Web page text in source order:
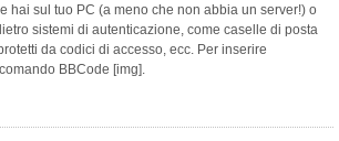
hai sul tuo PC (a meno che non abbia un server!) o
sistemi di autenticazione, come caselle di posta
da codici di accesso, ecc. Per inserire
BBCode [img].